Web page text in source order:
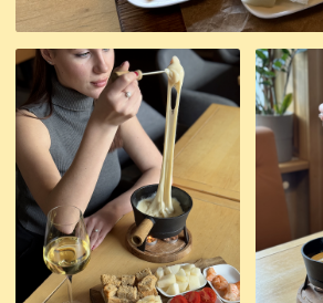
Отдых с детьми - это удобно и приятно.
суббота-воскресенье
12:00-22:00
пятница
17:00 -22:00
ГРАФИК
РАБОТЫ НЯНИ
Маленькие гости могут
поиграть в детской комнате.